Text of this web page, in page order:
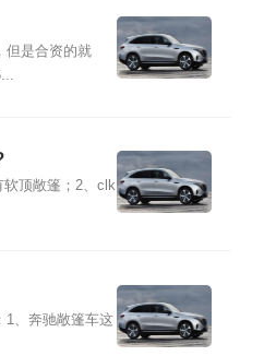
但是合资的就
顶敞篷；2、clk
1、奔驰敞篷车这